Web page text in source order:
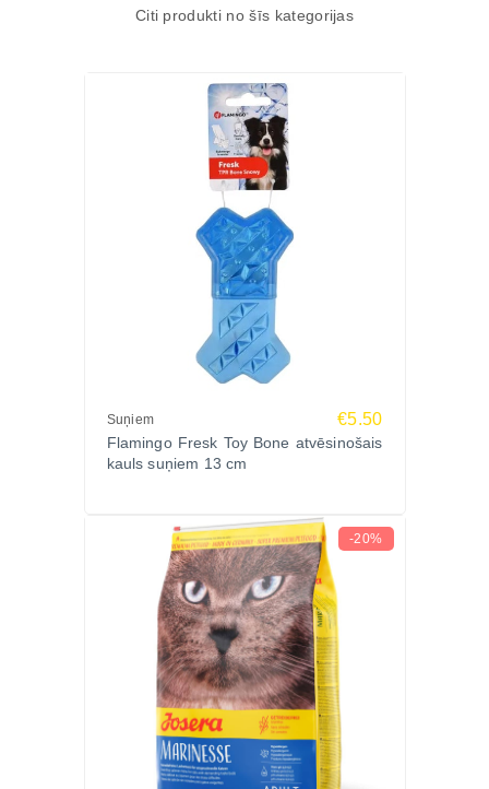
Citi produkti no šīs kategorijas
Suņiem €5.50
Flamingo Fresk Toy Bone atvēsinošais
kauls suņiem 13 cm
-20%